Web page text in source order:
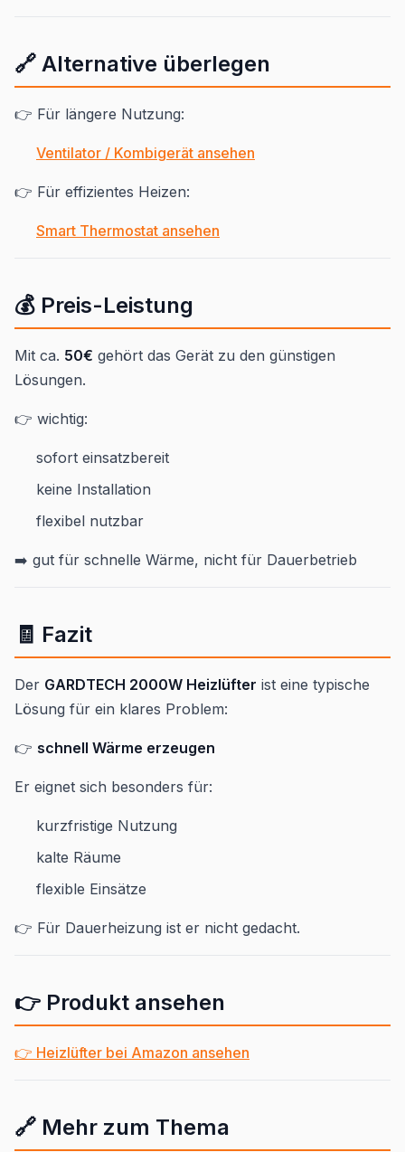
🔗 Alternative überlegen
👉 Für längere Nutzung:
Ventilator / Kombigerät ansehen
👉 Für effizientes Heizen:
Smart Thermostat ansehen
💰 Preis-Leistung
Mit ca. 50€ gehört das Gerät zu den günstigen
Lösungen.
👉 wichtig:
sofort einsatzbereit
keine Installation
flexibel nutzbar
➡️ gut für schnelle Wärme, nicht für Dauerbetrieb
🧾 Fazit
Der GARDTECH 2000W Heizlüfter ist eine typische
Lösung für ein klares Problem:
👉 schnell Wärme erzeugen
Er eignet sich besonders für:
kurzfristige Nutzung
kalte Räume
flexible Einsätze
👉 Für Dauerheizung ist er nicht gedacht.
👉 Produkt ansehen
👉 Heizlüfter bei Amazon ansehen
🔗 Mehr zum Thema